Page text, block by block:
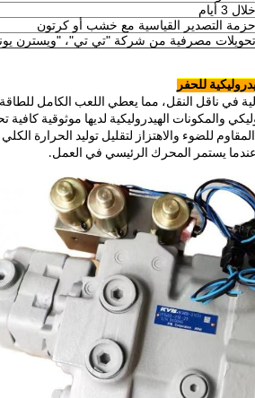
خلال 3 أيام
حزمة التصدير القياسية مع خشب أو كرتون
تحويلات مصرفية من شركة "تي تي"، "ويسترن
للحفر
في ناقل النقل، مما يعطي اللعب الكامل